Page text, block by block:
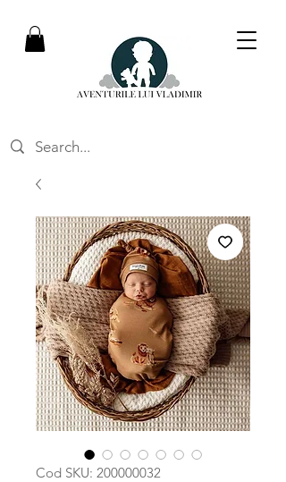
Cod SKU: 200000032